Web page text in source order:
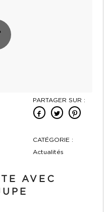
PARTAGER SUR :
CATÉGORIE :
Actualités
AVEC